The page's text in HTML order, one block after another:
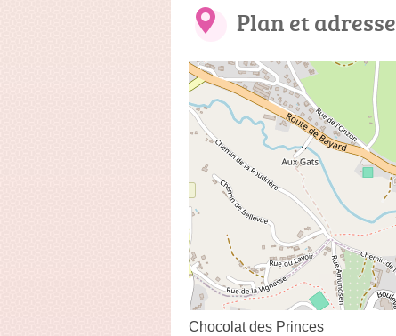
Plan et adresse
Chocolat des Princes